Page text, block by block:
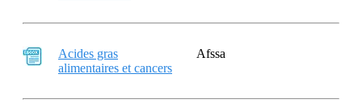
Acides gras
alimentaires et cancers
Afssa